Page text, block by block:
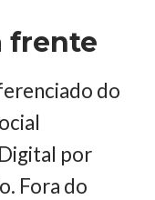
frente
do
por
Fora do